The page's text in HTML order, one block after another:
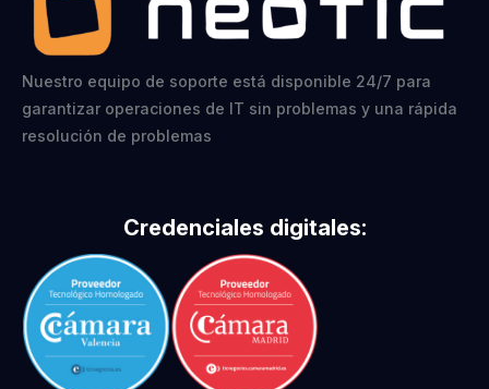
Nuestro equipo de soporte está disponible 24/7 para
garantizar operaciones de IT sin problemas y una rápida
resolución de problemas
Credenciales digitales: